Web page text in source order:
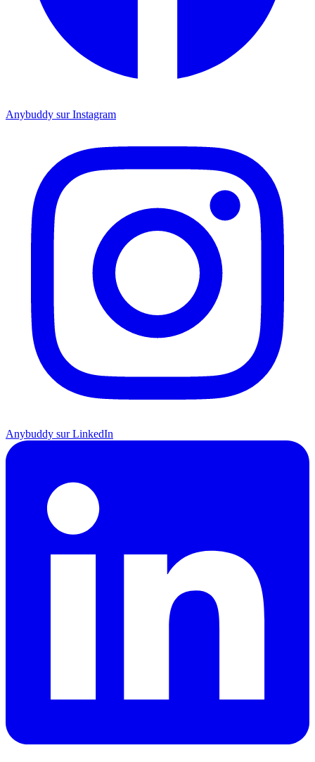
Anybuddy sur Instagram
Anybuddy sur LinkedIn